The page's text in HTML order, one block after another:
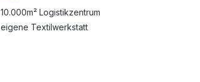
10.000m² Logistikzentrum
eigene Textilwerkstatt